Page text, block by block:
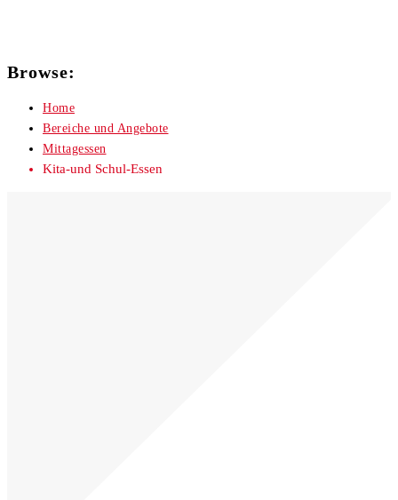
Browse:
Home
Bereiche und Angebote
Mittagessen
Kita-und Schul-Essen